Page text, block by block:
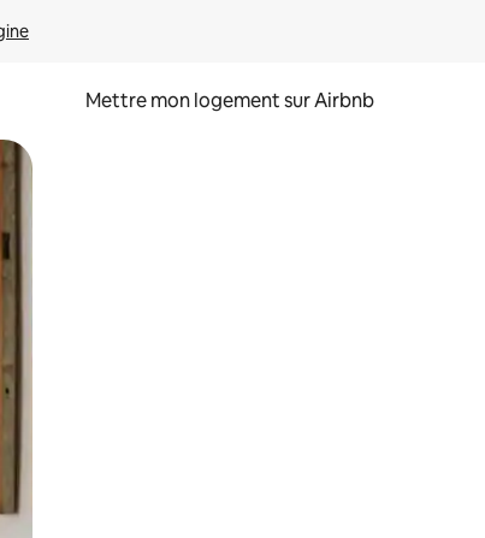
Mettre mon logement sur Airbnb